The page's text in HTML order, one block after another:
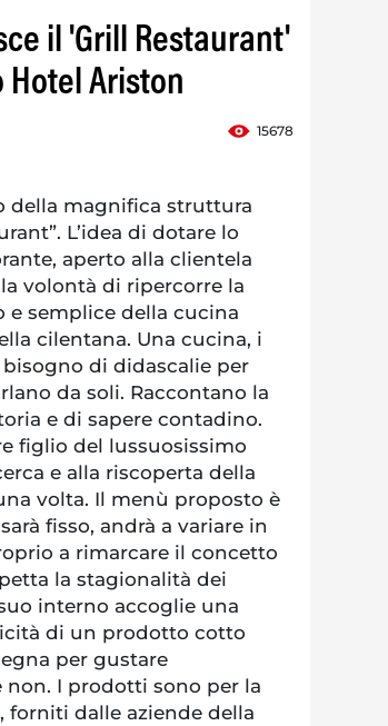
il 'Grill Restaurant'
Ariston
15678
della magnifica struttura
L’idea di dotare lo
aperto alla clientela
volontà di ripercorre la
e semplice della cucina
cilentana. Una cucina, i
di didascalie per
da soli. Raccontano la
e di sapere contadino.
figlio del lussuosissimo
e alla riscoperta della
volta. Il menù proposto è
fisso, andrà a variare in
a rimarcare il concetto
la stagionalità dei
interno accoglie una
di un prodotto cotto
per gustare
non. I prodotti sono per la
forniti dalle aziende della